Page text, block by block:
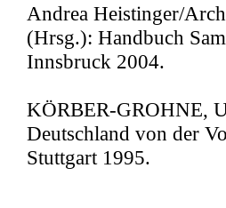
Andrea Heistinger/
(Hrsg.): Handbuch
Innsbruck 2004.
KÖRBER-GROHNE,
Deutschland von der
Stuttgart 1995.